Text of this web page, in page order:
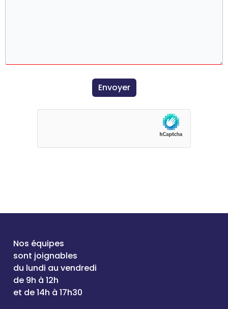
Nos équipes
sont joignables
du lundi au vendredi
de 9h à 12h
et de 14h à 17h30